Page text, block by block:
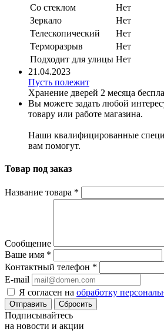
Со стеклом
Нет
Зеркало
Нет
Телескопический
Нет
Терморазрыв
Нет
Подходит для улицы Нет
21.04.2023
Пусть полежит
Хранение дверей 2 месяца
Вы можете задать любой
товару или работе магазина.
Наши квалифицированные
вам помогут.
Товар под заказ
Название товара *
Сообщение
Ваше имя *
Контактный телефон *
E-mail
Я согласен на обработку
Сбросить
Подписывайтесь
на новости и акции